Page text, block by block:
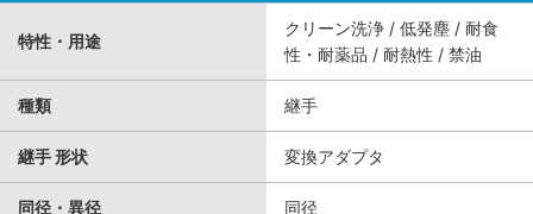
特性・用途
クリーン洗浄 / 低発塵 / 耐食
性・耐薬品 / 耐熱性 / 禁油
種類 継手
継手 形状 変換アダプタ
同径・異径 同径